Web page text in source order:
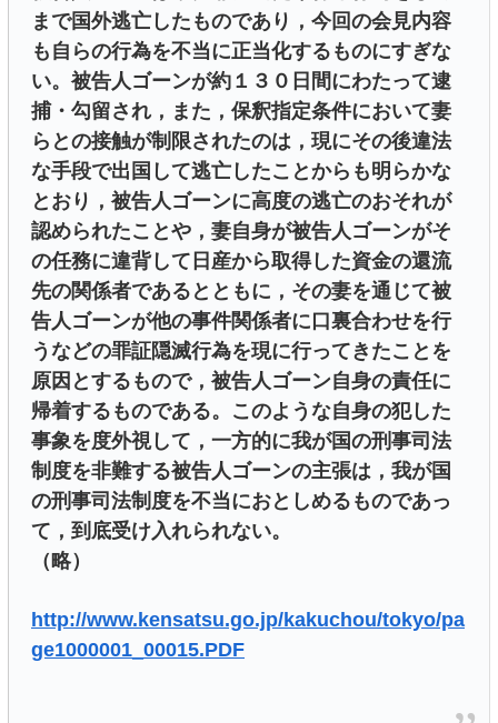
まで国外逃亡したものであり，今回の会見内容
も自らの行為を不当に正当化するものにすぎな
い。被告人ゴーンが約１３０日間にわたって逮
捕・勾留され，また，保釈指定条件において妻
らとの接触が制限されたのは，現にその後違法
な手段で出国して逃亡したことからも明らかな
とおり，被告人ゴーンに高度の逃亡のおそれが
認められたことや，妻自身が被告人ゴーンがそ
の任務に違背して日産から取得した資金の還流
先の関係者であるとともに，その妻を通じて被
告人ゴーンが他の事件関係者に口裏合わせを行
うなどの罪証隠滅行為を現に行ってきたことを
原因とするもので，被告人ゴーン自身の責任に
帰着するものである。このような自身の犯した
事象を度外視して，一方的に我が国の刑事司法
制度を非難する被告人ゴーンの主張は，我が国
の刑事司法制度を不当におとしめるものであっ
て，到底受け入れられない。
（略）
http://www.kensatsu.go.jp/kakuchou/tokyo/pa
ge1000001_00015.PDF